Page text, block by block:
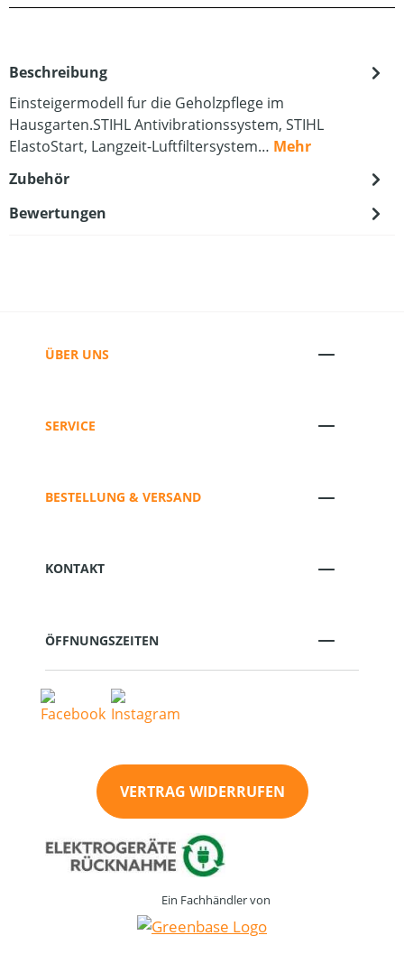
Beschreibung
Einsteigermodell fur die Geholzpflege im
Hausgarten.STIHL Antivibrationssystem, STIHL
ElastoStart, Langzeit-Luftfiltersystem… Mehr
Zubehör
Bewertungen
ÜBER UNS
SERVICE
BESTELLUNG & VERSAND
KONTAKT
ÖFFNUNGSZEITEN
VERTRAG WIDERRUFEN
Ein Fachhändler von